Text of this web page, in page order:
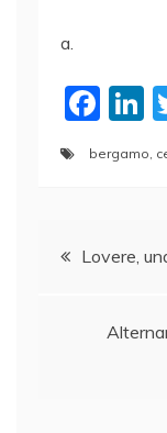
a.
F
c
b
k
k
bergamo
Lovere,